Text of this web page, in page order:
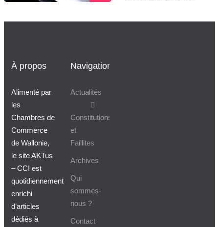
À propos
Alimenté par
les
Chambres de
Commerce
de Wallonie,
le site AKTus
– CCI est
quotidiennement
enrichi
d’articles
dédiés à
Navigation
Actualités
Constitutions
et
Faillites
Archives
Qui
sommes-
nous ?
Contact